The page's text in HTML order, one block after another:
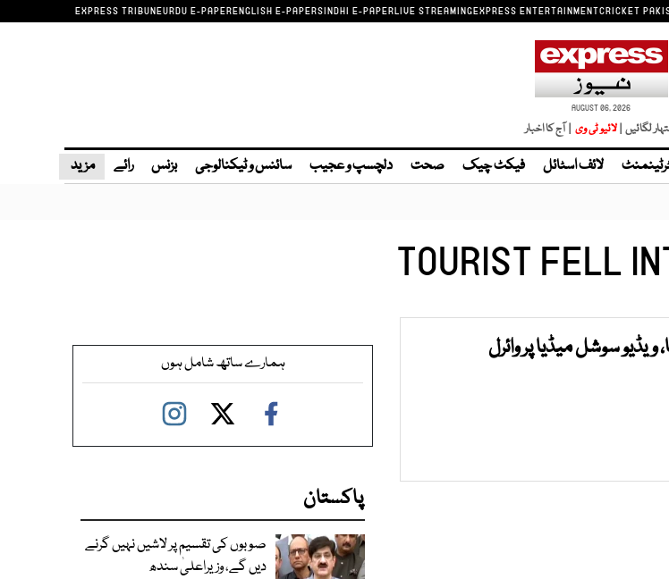
EXPRESS TRIBUNEURDU E-PAPERENGLISH E-PAPERSINDHI E-PAPERLIVE STREAMINGEXPRESS ENTERTAINMENTCRICKET
AUGUST 06, 2026
لگائیں | | آج کا اخبار
لائف اسٹائل فیکٹ چیک صحت دلچسپ و عجیب سائنس و ٹیکنالوجی بزنس رائے مزید
TOURIST FELL
سوشل میڈیا پر وائرل
ہمارے ساتھ شامل ہوں
پاکستان
صوبوں کی تقسیم پر لاشیں نہیں گرنے
دیں گے، وزیراعلیٰ سندھ